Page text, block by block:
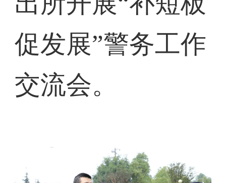
促发展”警务工作
交流会。